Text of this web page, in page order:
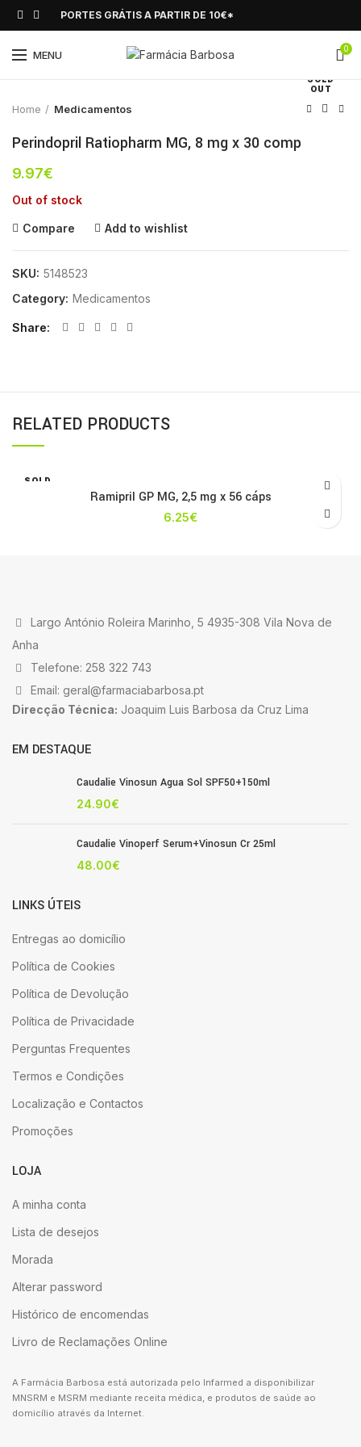
PORTES GRÁTIS A PARTIR DE 10€*
MENU 0
SOLD
OUT
Click to enlarge
Home Medicamentos
Perindopril Ratiopharm MG, 8 mg x 30 comp
9.97€
Out of stock
Compare Add to wishlist
SKU: 5148523
Category: Medicamentos
Share
RELATED PRODUCTS
SOLD
Ramipril GP MG, 2,5 mg x 56 cáps
6.25€
Largo António Roleira Marinho, 5 4935-308 Vila Nova de
Anha
Telefone: 258 322 743
Email: geral@farmaciabarbosa.pt
Direcção Técnica: Joaquim Luis Barbosa da Cruz Lima
EM DESTAQUE
Caudalie Vinosun Agua Sol SPF50+150ml
24.90€
Caudalie Vinoperf Serum+Vinosun Cr 25ml
48.00€
LINKS ÚTEIS
Entregas ao domicílio
Política de Cookies
Política de Devolução
Política de Privacidade
Perguntas Frequentes
Termos e Condições
Localização e Contactos
Promoções
LOJA
A minha conta
Lista de desejos
Morada
Alterar password
Histórico de encomendas
Livro de Reclamações Online
A Farmácia Barbosa está autorizada pelo Infarmed a disponibilizar
MNSRM e MSRM mediante receita médica, e produtos de saúde ao
domicílio através da Internet.